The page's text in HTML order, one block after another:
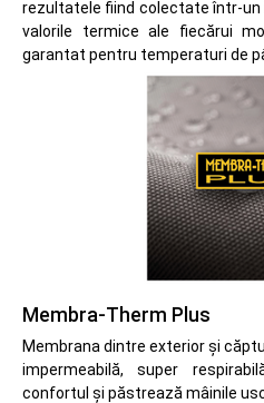
rezultatele fiind colectate într-un
valorile termice ale fiecărui
garantat pentru temperaturi de
Membra-Therm Plus
Membrana dintre exterior și
impermeabilă, super
confortul și păstrează mâinile